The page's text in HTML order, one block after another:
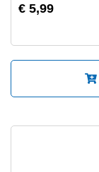
€ 5,99